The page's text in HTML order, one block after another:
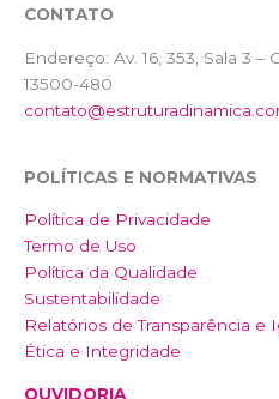
CONTATO
Endereço: Av. 16, 353, Sala 3 –
13500-480
POLÍTICAS E NORMATIVAS
Política de Privacidade
Termo de Uso
Política da Qualidade
Sustentabilidade
Relatórios de Transparência e
Ética e Integridade
OUVIDORIA